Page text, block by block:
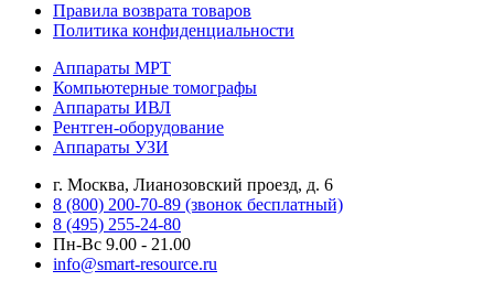
Правила возврата товаров
Политика конфиденциальности
Аппараты МРТ
Компьютерные томографы
Аппараты ИВЛ
Рентген-оборудование
Аппараты УЗИ
г. Москва, Лианозовский проезд, д. 6
8 (800) 200-70-89 (звонок бесплатный)
8 (495) 255-24-80
Пн-Вс 9.00 - 21.00
info@smart-resource.ru